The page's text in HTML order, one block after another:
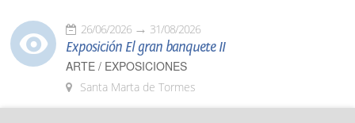
26/06/2026 31/08/2026
Exposición El gran banquete II
ARTE / EXPOSICIONES
Santa Marta de Tormes